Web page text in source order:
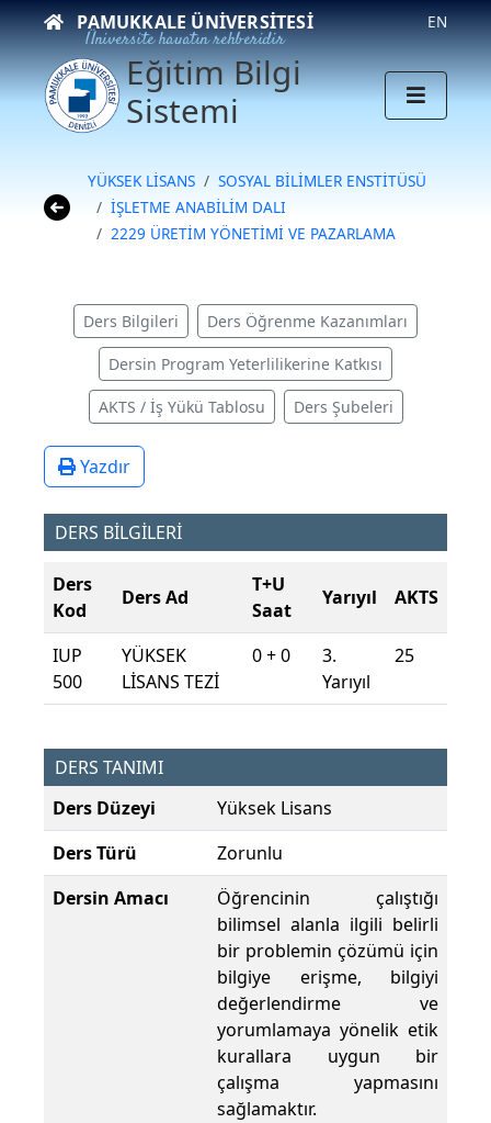
PAMUKKALE ÜNIVERSITESI
Üniversite hayatın rehberidir
EN
Eğitim Bilgi
Sistemi
YÜKSEK LİSANS
SOSYAL BİLİMLER ENSTİTÜSÜ
İŞLETME ANABİLİM DALI
2229 ÜRETİM YÖNETİMİ VE PAZARLAMA
Ders Bilgileri Ders Öğrenme Kazanımları
Dersin Program Yeterlilikerine Katkısı
AKTS / İş Yükü Tablosu Ders Şubeleri
Yazdır
DERS BİLGİLERİ
Ders
Kod
Ders Ad
T+U
Saat
Yarıyıl AKTS
IUP
500
YÜKSEK
LİSANS TEZİ
0 + 0
3.
Yarıyıl
25
DERS TANIMI
Ders Düzeyi
Yüksek Lisans
Ders Türü
Zorunlu
Dersin Amacı
Öğrencinin çalıştığı
bilimsel alanla ilgili belirli
bir problemin çözümü için
bilgiye erişme, bilgiyi
değerlendirme ve
yorumlamaya yönelik etik
kurallara uygun bir
çalışma yapmasını
sağlamaktır.